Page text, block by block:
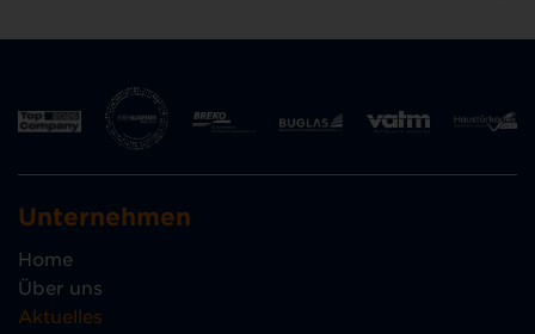
Unternehmen
Home
Über uns
Aktuelles